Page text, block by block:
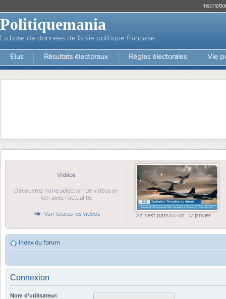
Politiquemania
La base de données de la vie politique française
Elus Résultats électoraux Règles électorales Vie
Vidéos
Découvrez notre sélection de vidéos en
lien avec l'actualité.
Voir toutes les vidéos Ãa s'est passÃ© un... 17 janvier
Index du forum
Connexion
Nom d’utilisateur: